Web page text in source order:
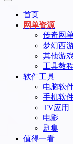
首页
网单资源
传奇网
梦幻西
其他游
工具教程
软件工具
电脑软
手机软
TV应用
电影
剧集
值得一看